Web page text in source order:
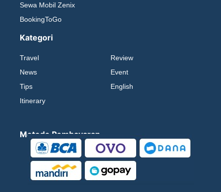
Sewa Mobil Zenix
BookingToGo
Kategori
Travel
News
Tips
Itinerary
Review
Event
English
Metode Pembayaran